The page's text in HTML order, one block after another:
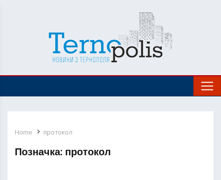
Home протокол
Позначка: протокол